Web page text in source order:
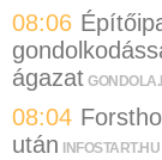
08:06
ágazat
08:04
után
INFOSTART.HU